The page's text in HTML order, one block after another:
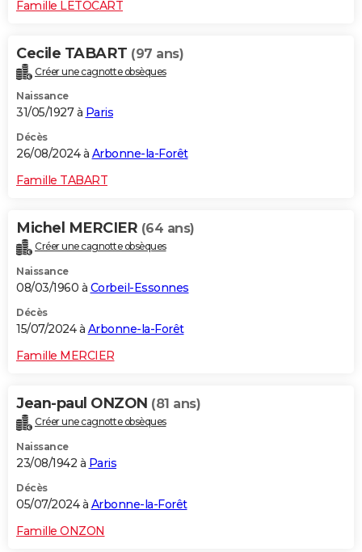
Famille LETOCART
Cecile TABART (97 ans)
Créer une cagnotte obsèques
Naissance
31/05/1927 à Paris
Décès
26/08/2024 à Arbonne-la-Forêt
Famille TABART
Michel MERCIER (64 ans)
Créer une cagnotte obsèques
Naissance
08/03/1960 à Corbeil-Essonnes
Décès
15/07/2024 à Arbonne-la-Forêt
Famille MERCIER
Jean-paul ONZON (81 ans)
Créer une cagnotte obsèques
Naissance
23/08/1942 à Paris
Décès
05/07/2024 à Arbonne-la-Forêt
Famille ONZON